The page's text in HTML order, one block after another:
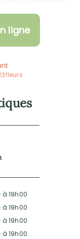
ligne
à 19h00
à 19h00
à 19h00
à 19h00